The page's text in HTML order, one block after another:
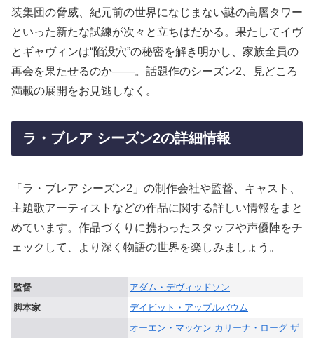
装集団の脅威、紀元前の世界になじまない謎の高層タワー
といった新たな試練が次々と立ちはだかる。果たしてイヴ
とギャヴィンは“陥没穴”の秘密を解き明かし、家族全員の
再会を果たせるのか――。話題作のシーズン2、見どころ
満載の展開をお見逃しなく。
ラ・ブレア シーズン2の詳細情報
「ラ・ブレア シーズン2」の制作会社や監督、キャスト、
主題歌アーティストなどの作品に関する詳しい情報をまと
めています。作品づくりに携わったスタッフや声優陣をチ
ェックして、より深く物語の世界を楽しみましょう。
監督
アダム・デヴィッドソン
脚本家
デイビット・アップルバウム
オーエン・マッケン カリーナ・ローグ ザ